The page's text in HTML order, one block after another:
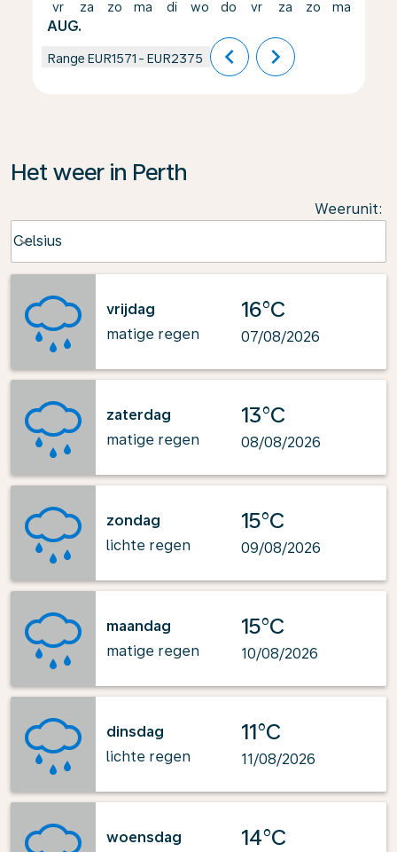
vr
AUG.
za zo ma di wo do vr za zo ma
Range EUR1571 - EUR2375 chevron_left chevron_right
Het weer in Perth
Weerunit:
Celsius
keyboard_arrow_down
vrijdag
matige regen
16°C
07/08/2026
zaterdag
matige regen
13°C
08/08/2026
zondag
lichte regen
15°C
09/08/2026
maandag
matige regen
15°C
10/08/2026
dinsdag
lichte regen
11°C
11/08/2026
woensdag
14°C